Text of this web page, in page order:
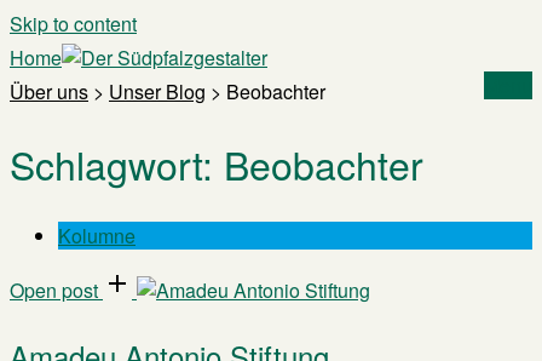
Skip to content
Home
Über uns > Unser Blog > Beobachter
Schlagwort: Beobachter
Kolumne
Open post